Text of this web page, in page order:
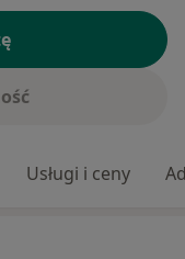
Usługi i ceny